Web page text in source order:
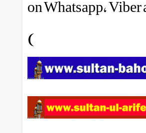
on Whatsapp, Viber
)